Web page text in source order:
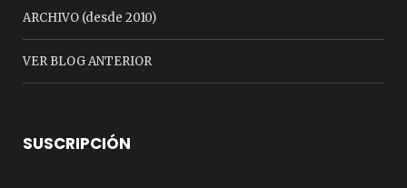
ARCHIVO (desde 2010)
VER BLOG ANTERIOR
SUSCRIPCIÓN